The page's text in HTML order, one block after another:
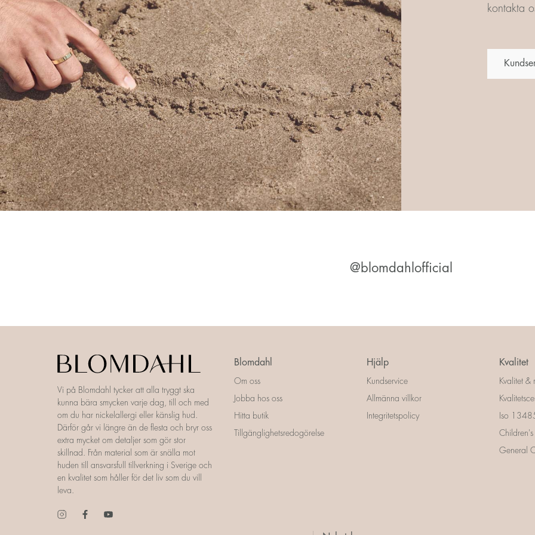
kontakta
@blomdahlofficial
Vi på Blomdahl tycker att alla tryggt ska
kunna bära smycken varje dag, till och med
om du har nickelallergi eller känslig hud.
Därför går vi längre än de flesta och bryr oss
extra mycket om detaljer som gör stor
skillnad. Från material som är snälla mot
huden till ansvarsfull tillverkning i Sverige och
en kvalitet som håller för det liv som du vill
leva.
Blomdahl
Om oss
Jobba hos oss
Hitta butik
Tillgänglighetsredogörelse
Hjälp
Kundservice
Allmänna villkor
Integritetspolicy
Kvalitet
Kvalitet &
Iso
General